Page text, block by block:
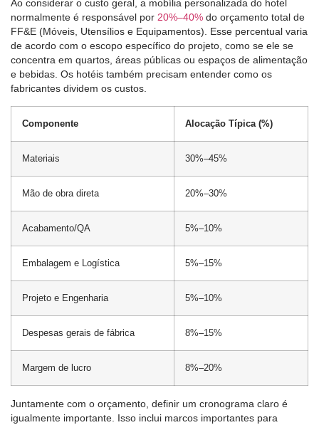
Ao considerar o custo geral, a mobília personalizada do hotel
normalmente é responsável por 20%–40% do orçamento total de
FF&E (Móveis, Utensílios e Equipamentos). Esse percentual varia
de acordo com o escopo específico do projeto, como se ele se
concentra em quartos, áreas públicas ou espaços de alimentação
e bebidas. Os hotéis também precisam entender como os
fabricantes dividem os custos.
Componente Alocação Típica (%)
Materiais 30%–45%
Mão de obra direta 20%–30%
Acabamento/QA 5%–10%
Embalagem e Logística 5%–15%
Projeto e Engenharia 5%–10%
Despesas gerais de fábrica 8%–15%
Margem de lucro 8%–20%
Juntamente com o orçamento, definir um cronograma claro é
igualmente importante. Isso inclui marcos importantes para